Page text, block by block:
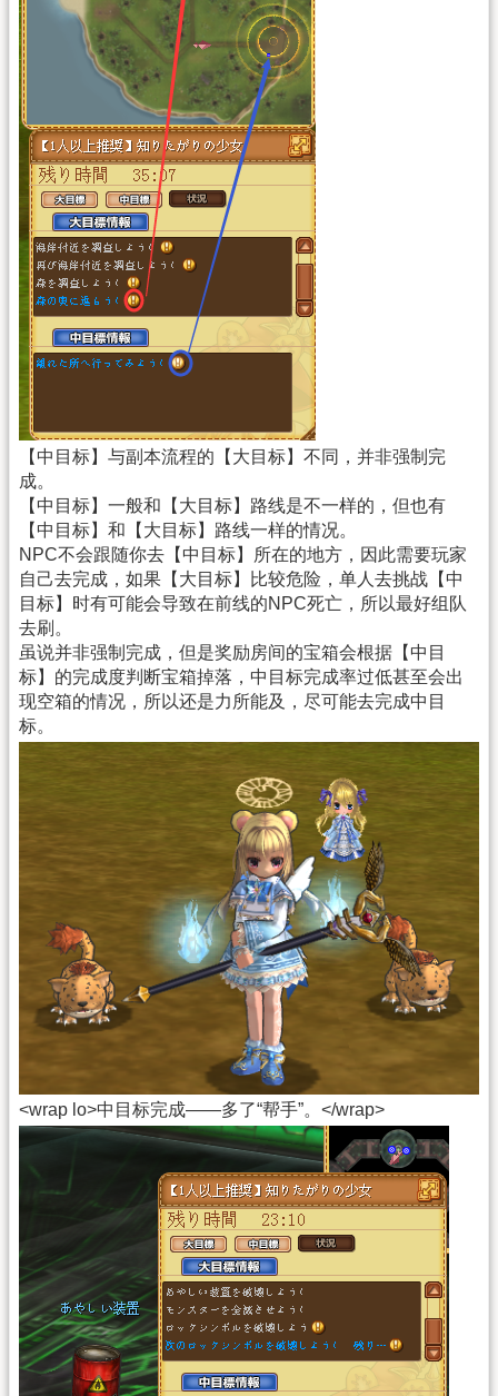
【中目标】与副本流程的【大目标】不同，并非强制完
成。
【中目标】一般和【大目标】路线是不一样的，但也有
【中目标】和【大目标】路线一样的情况。
NPC不会跟随你去【中目标】所在的地方，因此需要玩家
自己去完成，如果【大目标】比较危险，单人去挑战【中
目标】时有可能会导致在前线的NPC死亡，所以最好组队
去刷。
虽说并非强制完成，但是奖励房间的宝箱会根据【中目
标】的完成度判断宝箱掉落，中目标完成率过低甚至会出
现空箱的情况，所以还是力所能及，尽可能去完成中目
标。
<wrap lo>中目标完成——多了“帮手”。</wrap>